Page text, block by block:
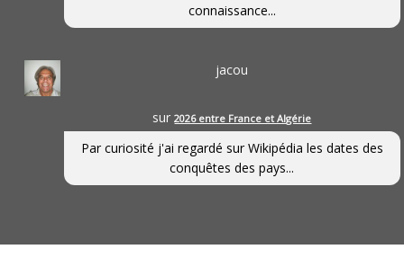
connaissance...
jacou
sur2026 entre France et Algérie
Par curiosité j'ai regardé sur Wikipédia les dates des
conquêtes des pays...